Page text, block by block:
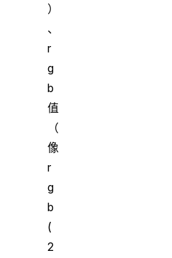
）
、
r
g
b
值
（
像
r
g
b
(
2